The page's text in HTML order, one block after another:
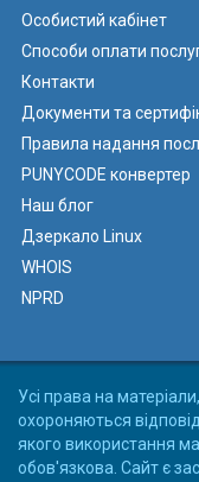
Особистий кабінет
Способи оплати
Контакти
Документи та
Правила надання
PUNYCODE конвертер
Наш блог
Дзеркало Linux
WHOIS
NPRD
Усі права на
охороняються
якого використання
обов'язкова. Сайт є